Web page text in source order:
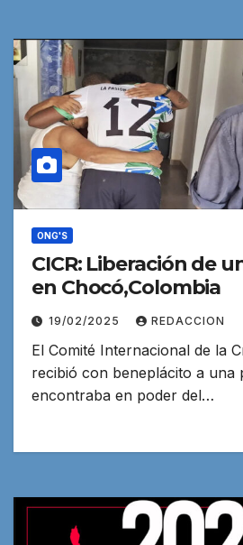
ONG'S
CICR: Liberación de
en Chocó,Colombia
19/02/2025 REDACCION
El Comité Internacional de la
recibió con beneplácito a una
encontraba en poder del…